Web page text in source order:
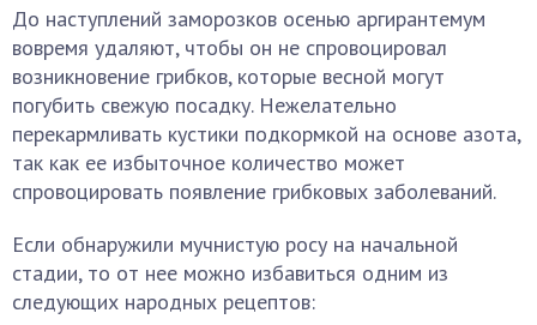
До наступлений заморозков осенью аргирантемум
вовремя удаляют, чтобы он не спровоцировал
возникновение грибков, которые весной могут
погубить свежую посадку. Нежелательно
перекармливать кустики подкормкой на основе азота,
так как ее избыточное количество может
спровоцировать появление грибковых заболеваний.
Если обнаружили мучнистую росу на начальной
стадии, то от нее можно избавиться одним из
следующих народных рецептов: